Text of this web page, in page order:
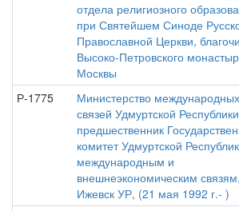
отдела религиозного
при Святейшем Синоде
Православной Церкви,
Высоко-Петровского
Москвы
Р-1775
Министерство международных
связей Удмуртской
предшественник
комитет Удмуртской
международным и
внешнеэкономическим
Ижевск УР, (21 мая 1992 г.- )